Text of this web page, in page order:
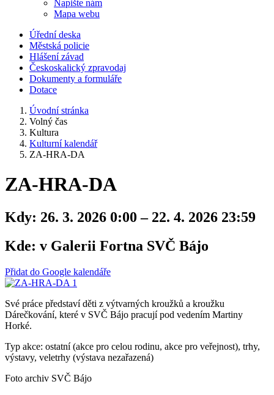
Napište nám
Mapa webu
Úřední deska
Městská policie
Hlášení závad
Českoskalický zpravodaj
Dokumenty a formuláře
Dotace
Úvodní stránka
Volný čas
Kultura
Kulturní kalendář
ZA-HRA-DA
ZA-HRA-DA
Kdy: 26. 3. 2026 0:00 – 22. 4. 2026 23:59
Kde: v Galerii Fortna SVČ Bájo
Přidat do Google kalendáře
Své práce představí děti z výtvarných kroužků a kroužku
Dárečkování, které v SVČ Bájo pracují pod vedením Martiny
Horké.
Typ akce: ostatní (akce pro celou rodinu, akce pro veřejnost), trhy,
výstavy, veletrhy (výstava nezařazená)
Foto archiv SVČ Bájo